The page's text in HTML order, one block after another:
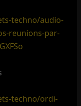
techno/audio-
reunions-par-
techno/ordi-